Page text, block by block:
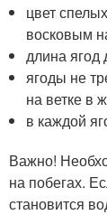
цвет
восковым
длина
ягоды не
на ветке в
в каждой
Важно!
на побегах.
становится